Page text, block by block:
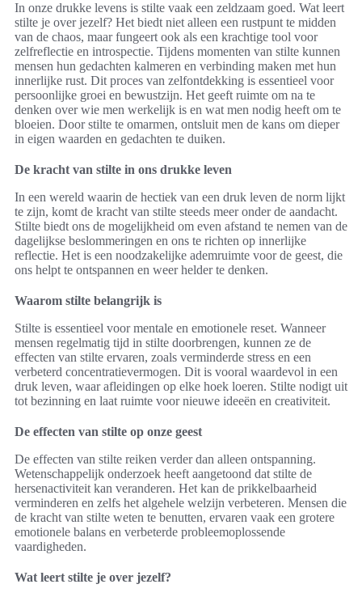
In onze drukke levens is stilte vaak een zeldzaam goed. Wat leert
stilte je over jezelf? Het biedt niet alleen een rustpunt te midden
van de chaos, maar fungeert ook als een krachtige tool voor
zelfreflectie en introspectie. Tijdens momenten van stilte kunnen
mensen hun gedachten kalmeren en verbinding maken met hun
innerlijke rust. Dit proces van zelfontdekking is essentieel voor
persoonlijke groei en bewustzijn. Het geeft ruimte om na te
denken over wie men werkelijk is en wat men nodig heeft om te
bloeien. Door stilte te omarmen, ontsluit men de kans om dieper
in eigen waarden en gedachten te duiken.
De kracht van stilte in ons drukke leven
In een wereld waarin de hectiek van een druk leven de norm lijkt
te zijn, komt de kracht van stilte steeds meer onder de aandacht.
Stilte biedt ons de mogelijkheid om even afstand te nemen van de
dagelijkse beslommeringen en ons te richten op innerlijke
reflectie. Het is een noodzakelijke ademruimte voor de geest, die
ons helpt te ontspannen en weer helder te denken.
Waarom stilte belangrijk is
Stilte is essentieel voor mentale en emotionele reset. Wanneer
mensen regelmatig tijd in stilte doorbrengen, kunnen ze de
effecten van stilte ervaren, zoals verminderde stress en een
verbeterd concentratievermogen. Dit is vooral waardevol in een
druk leven, waar afleidingen op elke hoek loeren. Stilte nodigt uit
tot bezinning en laat ruimte voor nieuwe ideeën en creativiteit.
De effecten van stilte op onze geest
De effecten van stilte reiken verder dan alleen ontspanning.
Wetenschappelijk onderzoek heeft aangetoond dat stilte de
hersenactiviteit kan veranderen. Het kan de prikkelbaarheid
verminderen en zelfs het algehele welzijn verbeteren. Mensen die
de kracht van stilte weten te benutten, ervaren vaak een grotere
emotionele balans en verbeterde probleemoplossende
vaardigheden.
Wat leert stilte je over jezelf?